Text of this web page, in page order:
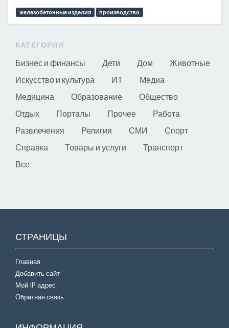
железобетонные изделия производство
КАТЕГОРИИ
Бизнес и финансы Дети Дом
Животные
Искусство и культура
ИТ
Медиа
Медицина
Образование
Общество
Отдых
Порталы Прочее
Работа
Развлечения
Религия СМИ
Спорт
Справка
Товары и услуги
Транспорт
Все
СТРАНИЦЫ
Главная
Добавить сайт
Мой IP адрес
Обратная связь